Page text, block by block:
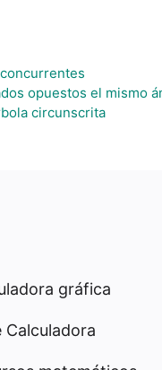
opuestos el mismo
circunscrita
gráfica
Calculadora